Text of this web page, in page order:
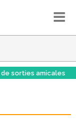
de sorties amicales